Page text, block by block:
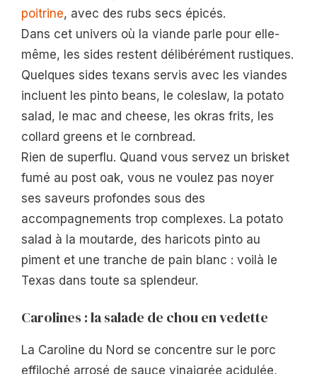
poitrine, avec des rubs secs épicés.
Dans cet univers où la viande parle pour elle-
même, les sides restent délibérément rustiques.
Quelques sides texans servis avec les viandes
incluent les pinto beans, le coleslaw, la potato
salad, le mac and cheese, les okras frits, les
collard greens et le cornbread.
Rien de superflu. Quand vous servez un brisket
fumé au post oak, vous ne voulez pas noyer
ses saveurs profondes sous des
accompagnements trop complexes. La potato
salad à la moutarde, des haricots pinto au
piment et une tranche de pain blanc : voilà le
Texas dans toute sa splendeur.
Carolines : la salade de chou en vedette
La Caroline du Nord se concentre sur le porc
effiloché arrosé de sauce vinaigrée acidulée,